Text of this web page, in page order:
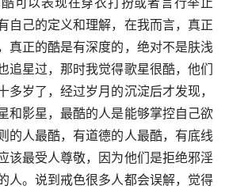
自己的定义和理解，在我而言，真正
真正的酷是有深度的，绝对不是肤浅
追星过，那时我觉得歌星很酷，他们
多岁了，经过岁月的沉淀后才发现，
和影星，最酷的人是能够掌控自己欲
的人最酷，有道德的人最酷，有底线
该最受人尊敬，因为他们是拒绝邪淫
人。说到戒色很多人都会误解，觉得